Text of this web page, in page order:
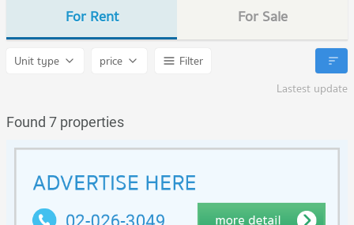
For Rent For Sale
Unit type price
Filter
Lastest update
Found 7 properties